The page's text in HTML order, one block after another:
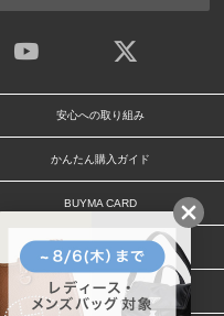
安心への取り組み
かんたん購入ガイド
BUYMA CARD
プライバシー
お客様情報の外部送信について